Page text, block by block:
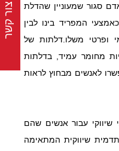
סגור שמעוניין שהדלת
המפריד בינו לבין
ופרטי משלו.דלתות של
מחומר עמיד, בדלתות
לאנשים מבחוץ לראות
עבור אנשים שהם
שיווקית המתאימה
צור קשר